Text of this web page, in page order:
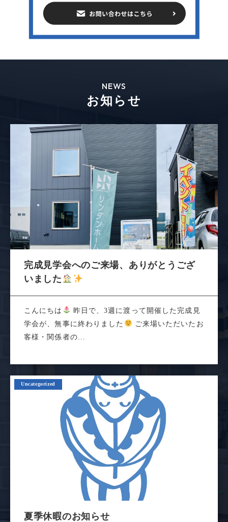
NEWS
お知らせ
完成見学会へのご来場、ありがとうござ
いました
こんにちは
昨日で、3週に渡って開催した完成見
学会が、無事に終わりました
ご来場いただいたお
客様・関係者の...
Uncategorized
夏季休暇のお知らせ